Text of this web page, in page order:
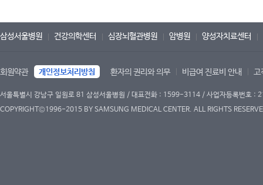
삼성서울병원 건강의학센터 심장뇌혈관병원 암병원 양성자치료센터
회원약관 개인정보처리방침 환자의 권리와 의무 비급여 진료비 안내 고
서울특별시 강남구 일원로 81 삼성서울병원 / 대표전화 : 1599-3114 / 사업자등록번호
COPYRIGHT©1996-2015 BY SAMSUNG MEDICAL CENTER. ALL RIGHTS